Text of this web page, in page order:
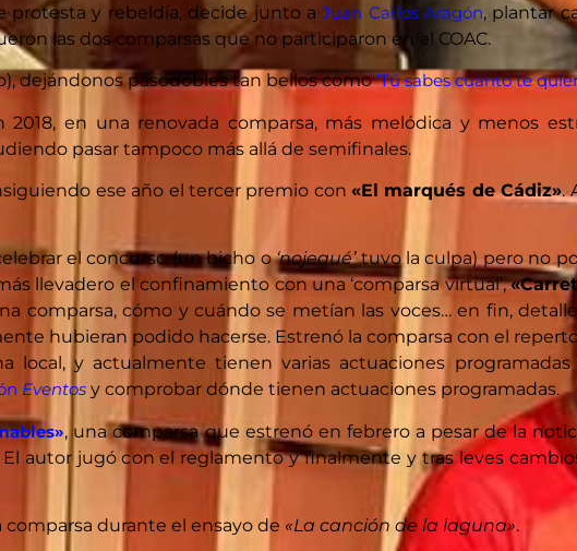
protesta y rebeldía, decide junto aJuan Carlos Aragón, plantar
las dos comparsas que no participaron en el COAC.
dejándonos pasodobles tan bellos como‘Tú sabes cuanto te
en una renovada comparsa, más melódica y menos
pasar tampoco más allá de semifinales.
ese año el tercer premio con «El marqués de Cádiz».
el concurso (un bicho o‘nojequé’tuvo la culpa) pero no
llevadero el confinamiento con una ‘comparsa virtual’,
comparsa, cómo y cuándo se metían las voces… en fin,
hubieran podido hacerse. Estrenó la comparsa con el
local, y actualmente tienen varias actuaciones programadas
Eventos y comprobar dónde tienen actuaciones programadas.
, una comparsa que estrenó en febrero a pesar de la
autor jugó con el reglamento y finalmente y tras leves
durante el ensayo de «La canción de la laguna».